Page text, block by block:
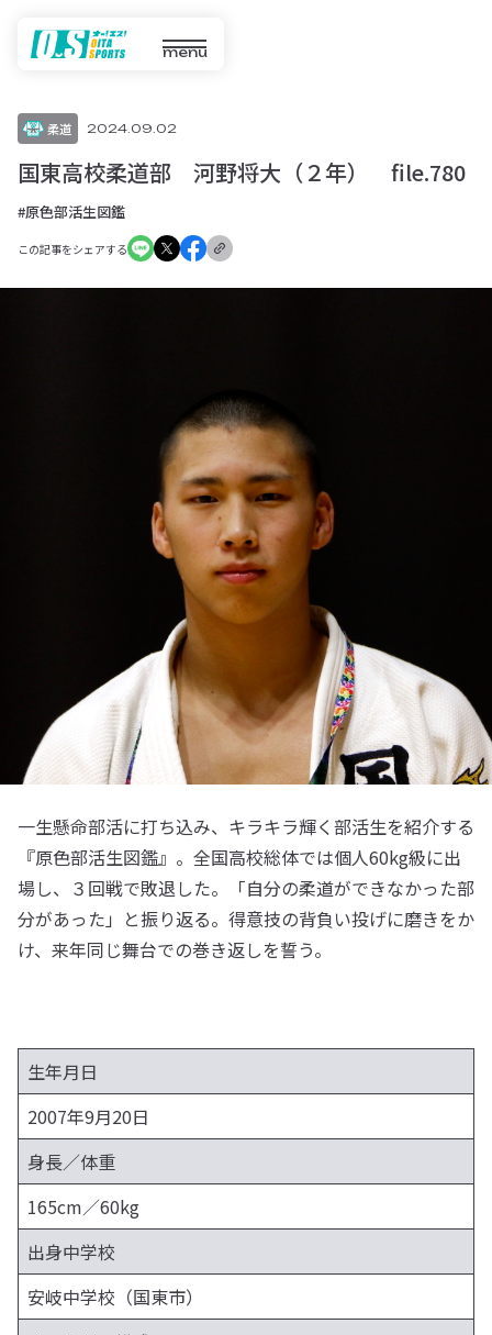
menu
柔道 2024.09.02
国東高校柔道部 河野将大（２年） file.780
#原色部活生図鑑
この記事をシェアする
一生懸命部活に打ち込み、キラキラ輝く部活生を紹介する
『原色部活生図鑑』。全国高校総体では個人60kg級に出
場し、３回戦で敗退した。「自分の柔道ができなかった部
分があった」と振り返る。得意技の背負い投げに磨きをか
け、来年同じ舞台での巻き返しを誓う。
生年月日
2007年9月20日
身長／体重
165cm／60kg
出身中学校
安岐中学校（国東市）